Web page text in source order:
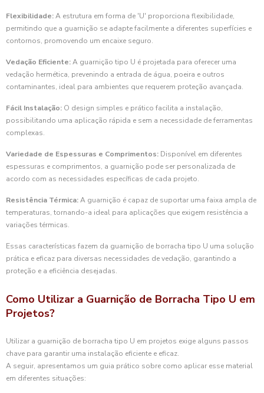
Flexibilidade:A estrutura em forma de 'U' proporciona flexibilidade,
permitindo que a guarnição se adapte facilmente a diferentes superfícies e
contornos, promovendo um encaixe seguro.
Vedação Eficiente:A guarnição tipo U é projetada para oferecer uma
vedação hermética, prevenindo a entrada de água, poeira e outros
contaminantes, ideal para ambientes que requerem proteção avançada.
Fácil Instalação: O design simples e prático facilita a instalação,
possibilitando uma aplicação rápida e sem a necessidade de ferramentas
complexas.
Variedade de Espessuras e Comprimentos: Disponível em diferentes
espessuras e comprimentos, a guarnição pode ser personalizada de
acordo com as necessidades específicas de cada projeto.
Resistência Térmica:A guarnição é capaz de suportar uma faixa ampla de
temperaturas, tornando-a ideal para aplicações que exigem resistência a
variações térmicas.
Essas características fazem da guarnição de borracha tipo U uma solução
prática e eficaz para diversas necessidades de vedação, garantindo a
proteção e a eficiência desejadas.
Como Utilizar a Guarnição de Borracha Tipo U em
Projetos?
Utilizar a guarnição de borracha tipo U em projetos exige alguns passos
chave para garantir uma instalação eficiente e eficaz.
A seguir, apresentamos um guia prático sobre como aplicar esse material
em diferentes situações: